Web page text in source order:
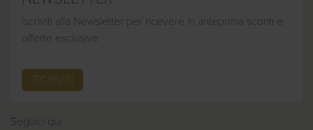
Iscriviti alla Newsletter per ricevere in anteprima sconti e
offerte esclusive
ISCRIVITI
Seguici qui